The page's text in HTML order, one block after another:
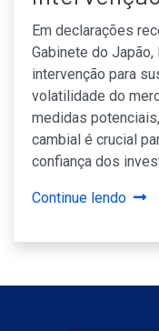
Em declarações
Gabinete do
intervenção para
volatilidade do
medidas
cambial é crucial
confiança dos
Continue lendo